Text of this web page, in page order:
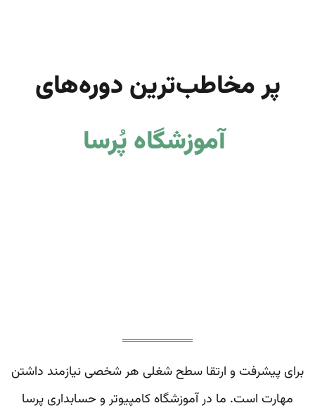
پر مخاطب‌ترین دوره‌های
آموزشگاهپُرسا
برای پیشرفت و ارتقا سطح شغلی هر شخصی نیازمند داشتن
مهارت است. ما در آموزشگاه کامپیوتر و حسابداری پرسا